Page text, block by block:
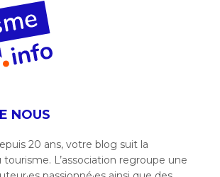
NOUS
20 ans, votre blog suit la
L’association regroupe une